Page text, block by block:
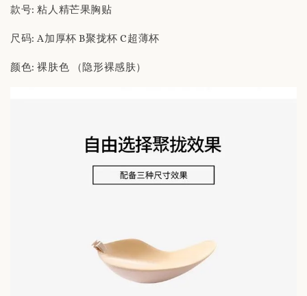
款号: 粘人精芒果胸贴
尺码: A加厚杯 B聚拢杯 C超薄杯
颜色: 裸肤色 （隐形裸感肤）